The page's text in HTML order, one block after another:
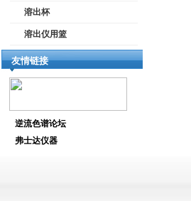
溶出杯
溶出仪用篮